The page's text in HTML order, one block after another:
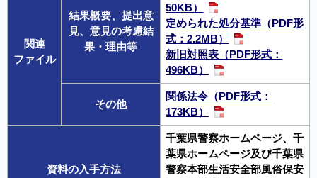
関連
ファイル
結果概要、提出意
見、意見の考慮結
果・理由等
50KB）
定められた処分基準（PDF形
式：2.2MB）
新旧対照表（PDF形式：
496KB）
その他
関係法令（PDF形式：
173KB）
資料の入手方法
千葉県警察ホームページ、千
葉県ホームページ及び千葉県
警察本部生活安全部風俗保安